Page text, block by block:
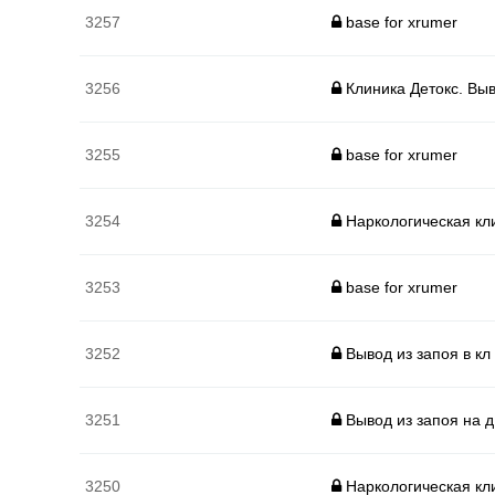
3257 base for xrumer
3256 Клиника Детокс. Выв
3255 base for xrumer
3254 Наркологическая
3253 base for xrumer
3252 Вывод из запоя в кл
3251 Вывод из запоя на д
3250 Наркологическая